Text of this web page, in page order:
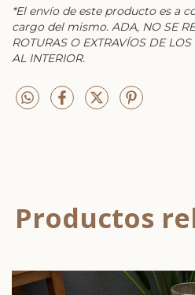
*El envío de este producto es a
cargo del mismo. ADA, NO SE
ROTURAS O EXTRAVÍOS DE
AL INTERIOR.
Productos